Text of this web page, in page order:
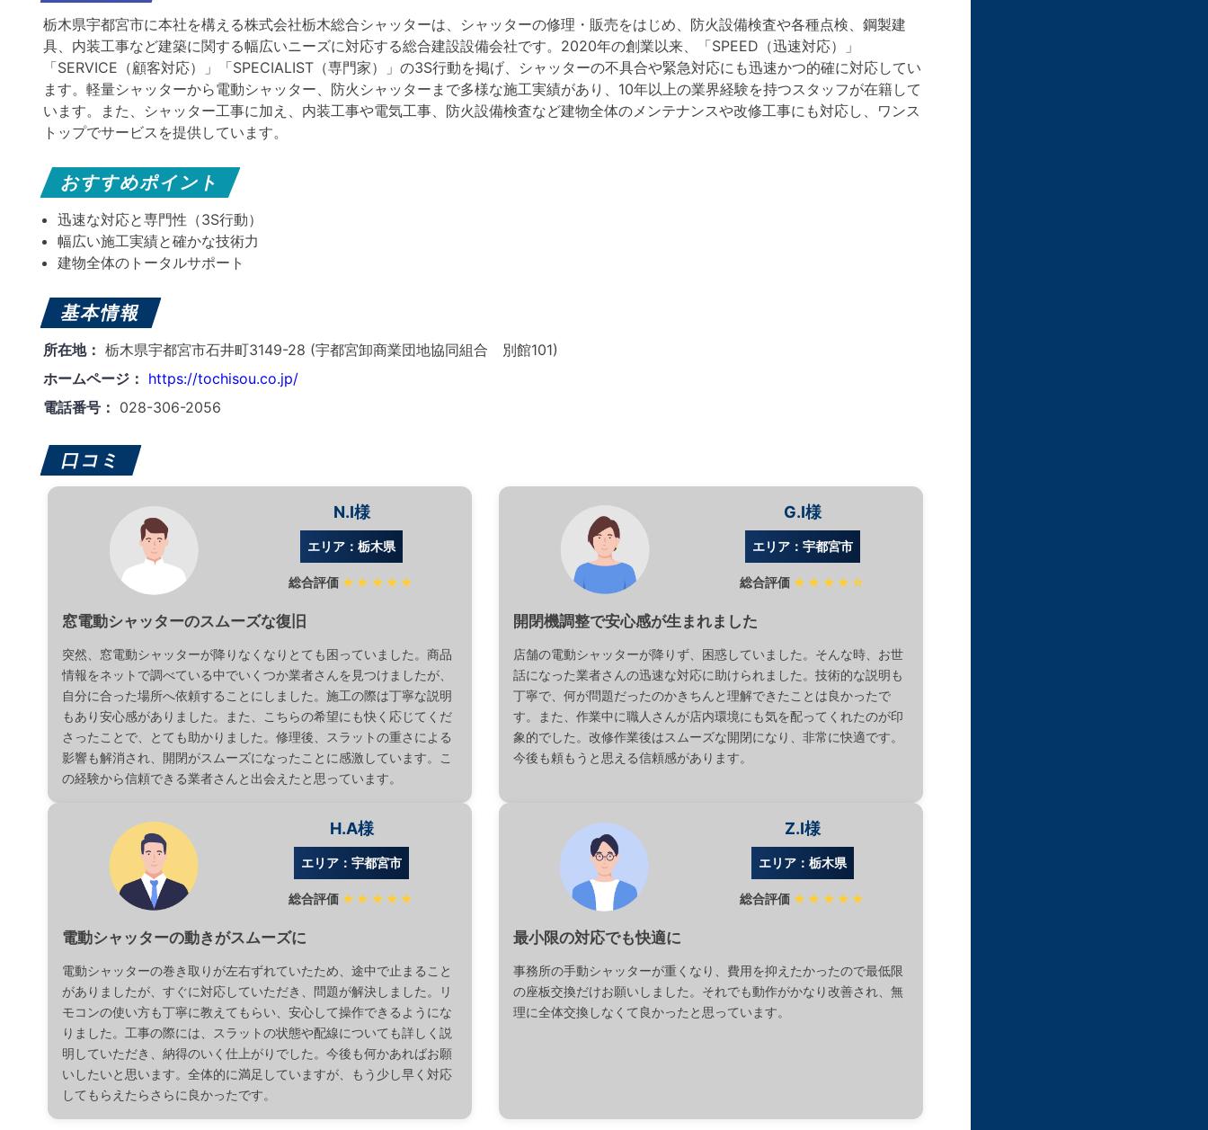
栃木県宇都宮市に本社を構える株式会社栃木総合シャッターは、シャッターの修理・販売をはじめ、防火設備検査や各種点検、鋼製建
具、内装工事など建築に関する幅広いニーズに対応する総合建設設備会社です。2020年の創業以来、「SPEED（迅速対応）」
「SERVICE（顧客対応）」「SPECIALIST（専門家）」の3S行動を掲げ、シャッターの不具合や緊急対応にも迅速かつ的確に対応してい
ます。軽量シャッターから電動シャッター、防火シャッターまで多様な施工実績があり、10年以上の業界経験を持つスタッフが在籍して
います。また、シャッター工事に加え、内装工事や電気工事、防火設備検査など建物全体のメンテナンスや改修工事にも対応し、ワンス
トップでサービスを提供しています。
おすすめポイント
迅速な対応と専門性（3S行動）
幅広い施工実績と確かな技術力
建物全体のトータルサポート
基本情報
所在地： 栃木県宇都宮市石井町3149-28 (宇都宮卸商業団地協同組合 別館101)
ホームページ： https://tochisou.co.jp/
電話番号： 028-306-2056
口コミ
N.I様
エリア：栃木県
総合評価 ★★★★★
窓電動シャッターのスムーズな復旧
突然、窓電動シャッターが降りなくなりとても困っていました。商品
情報をネットで調べている中でいくつか業者さんを見つけましたが、
自分に合った場所へ依頼することにしました。施工の際は丁寧な説明
もあり安心感がありました。また、こちらの希望にも快く応じてくだ
さったことで、とても助かりました。修理後、スラットの重さによる
影響も解消され、開閉がスムーズになったことに感激しています。こ
の経験から信頼できる業者さんと出会えたと思っています。
G.I様
エリア：宇都宮市
総合評価 ★★★★☆
開閉機調整で安心感が生まれました
店舗の電動シャッターが降りず、困惑していました。そんな時、お世
話になった業者さんの迅速な対応に助けられました。技術的な説明も
丁寧で、何が問題だったのかきちんと理解できたことは良かったで
す。また、作業中に職人さんが店内環境にも気を配ってくれたのが印
象的でした。改修作業後はスムーズな開閉になり、非常に快適です。
今後も頼もうと思える信頼感があります。
H.A様
エリア：宇都宮市
総合評価 ★★★★★
電動シャッターの動きがスムーズに
電動シャッターの巻き取りが左右ずれていたため、途中で止まること
がありましたが、すぐに対応していただき、問題が解決しました。リ
モコンの使い方も丁寧に教えてもらい、安心して操作できるようにな
りました。工事の際には、スラットの状態や配線についても詳しく説
明していただき、納得のいく仕上がりでした。今後も何かあればお願
いしたいと思います。全体的に満足していますが、もう少し早く対応
してもらえたらさらに良かったです。
Z.I様
エリア：栃木県
総合評価 ★★★★★
最小限の対応でも快適に
事務所の手動シャッターが重くなり、費用を抑えたかったので最低限
の座板交換だけお願いしました。それでも動作がかなり改善され、無
理に全体交換しなくて良かったと思っています。